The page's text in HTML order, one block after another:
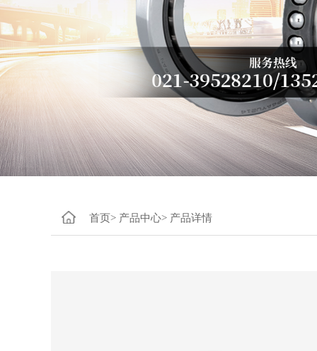
首页> 产品中心> 产品详情